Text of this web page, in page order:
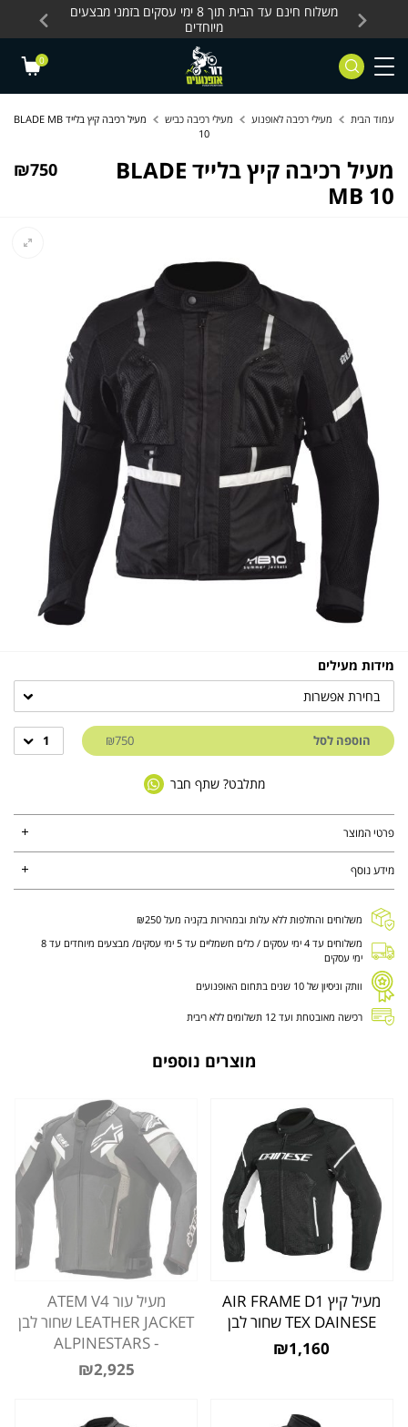
Skip to Content
Contact Us
כלים חשמליים
משלוח חינם עד הבית תוך 8 ימי עסקים בזמני מבצעים
מיוחדים
0
עמוד הבית מעילי רכיבה לאופנוע מעילי רכיבה כביש
מעיל רכיבה קיץ בלייד BLADE MB
10
מעיל רכיבה קיץ בלייד BLADE
MB 10
₪750
מידות מעילים
בחירת אפשרות
הוספה לסל ₪750
1
מתלבט? שתף חבר
פרטי המוצר
מידע נוסף
משלוחים והחלפות ללא עלות ובמהירות בקניה מעל ₪250
משלוחים עד 4 ימי עסקים / כלים חשמליים עד 5 ימי עסקים/ מבצעים מיוחדים עד 8
ימי עסקים
וותק וניסיון של 10 שנים בתחום האופנועים
רכישה מאובטחת ועד 12 תשלומים ללא ריבית
מוצרים נוספים
מעיל קיץ AIR FRAME D1
TEX DAINESE שחור לבן
₪1,160
מעיל עור ATEM V4
LEATHER JACKET שחור לבן
- ALPINESTARS
₪2,925